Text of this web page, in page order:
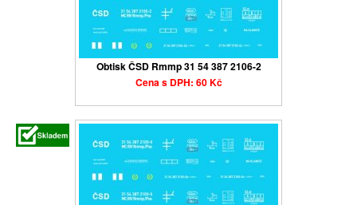
Obtisk ČSD Rmmp 31 54 387 2106-2
Cena s DPH: 60 Kč